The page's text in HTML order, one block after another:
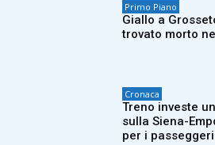
Primo Piano
Giallo a
trovato morto
Cronaca
Treno investe
sulla Siena-
per i passeggeri